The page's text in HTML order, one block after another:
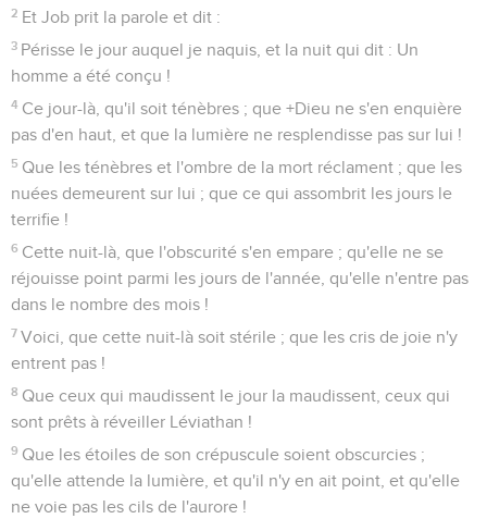
2 Et Job prit la parole et dit :
3 Périsse le jour auquel je naquis, et la nuit qui dit : Un
homme a été conçu !
4 Ce jour-là, qu'il soit ténèbres ; que +Dieu ne s'en enquière
pas d'en haut, et que la lumière ne resplendisse pas sur lui !
5 Que les ténèbres et l'ombre de la mort réclament ; que les
nuées demeurent sur lui ; que ce qui assombrit les jours le
terrifie !
6 Cette nuit-là, que l'obscurité s'en empare ; qu'elle ne se
réjouisse point parmi les jours de l'année, qu'elle n'entre pas
dans le nombre des mois !
7 Voici, que cette nuit-là soit stérile ; que les cris de joie n'y
entrent pas !
8 Que ceux qui maudissent le jour la maudissent, ceux qui
sont prêts à réveiller Léviathan !
9 Que les étoiles de son crépuscule soient obscurcies ;
qu'elle attende la lumière, et qu'il n'y en ait point, et qu'elle
ne voie pas les cils de l'aurore !